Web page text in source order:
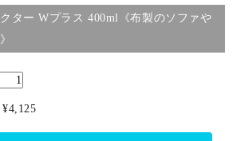
ター Wプラス 400ml《布製のソファや
¥4,125